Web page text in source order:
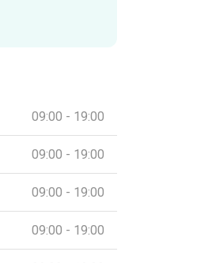
09:00 - 19:00
09:00 - 19:00
09:00 - 19:00
09:00 - 19:00